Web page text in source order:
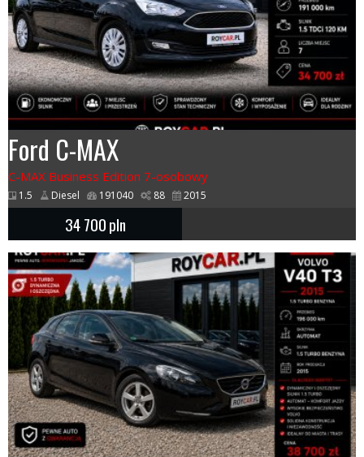
Ford C-MAX
C-MAX Business Edition 7-osobowy
1.5 Diesel 191040 88 2015
34 700pln